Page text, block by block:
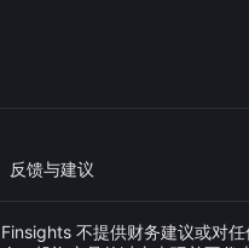
反馈与建议
不提供财务建议或对